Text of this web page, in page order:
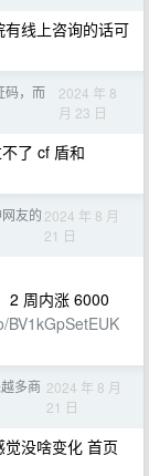
线上咨询的话可
码，而
2024 年 8
月 23 日
了 cf 盾和
友的 2024 年 8 月
21 日
2 周内涨 6000
BV1kGpSetEUK
多商 2024 年 8 月
21 日
没啥变化 首页